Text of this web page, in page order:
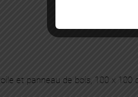
et panneau de bois, 100 x 100